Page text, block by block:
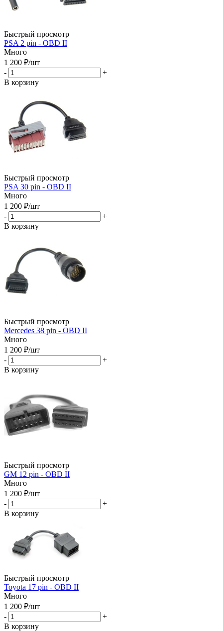
Быстрый просмотр
PSA 2 pin - OBD II
Много
1 200 ₽/шт
-
+
В корзину
Быстрый просмотр
PSA 30 pin - OBD II
Много
1 200 ₽/шт
-
+
В корзину
Быстрый просмотр
Mercedes 38 pin - OBD II
Много
1 200 ₽/шт
-
+
В корзину
Быстрый просмотр
GM 12 pin - OBD II
Много
1 200 ₽/шт
-
+
В корзину
Быстрый просмотр
Toyota 17 pin - OBD II
Много
1 200 ₽/шт
-
+
В корзину